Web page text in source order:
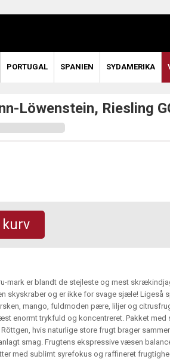
PORTUGAL SPANIEN SYDAMERIKA
Löwenstein, Riesling
mark er blandt de stejleste og mest
skyskraber og er ikke for svage sjæle! Ligeså
mango, fuldmoden pære, liljer og
enormt trykfuld og koncentreret. Pakket
hvis naturlige store frugt brager
smag. Frugtens ekspressive væsen
med sublimt syrefokus og raffineret